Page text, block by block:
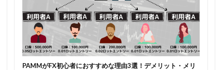
PAMMがFX初心者におすすめな理由3選！デメリット・メリ